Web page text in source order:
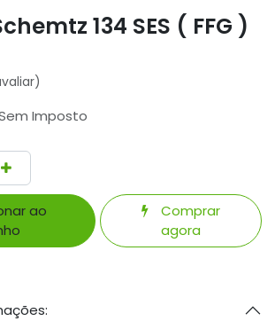
134 SES ( FFG )
Imposto
ao
Comprar
agora